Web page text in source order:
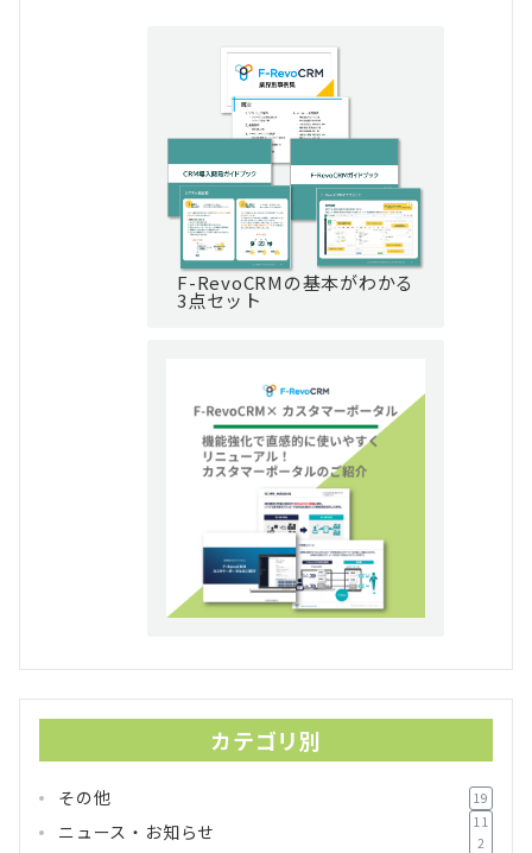
F-RevoCRMの基本がわかる
3点セット
カテゴリ別
その他 19
ニュース・お知らせ
11
2